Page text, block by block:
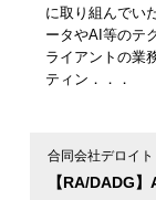
に取り組んでい
ータやAI等のテ
ライアントの業
ティン．．．
【RA/DADG
合同会社デロイ